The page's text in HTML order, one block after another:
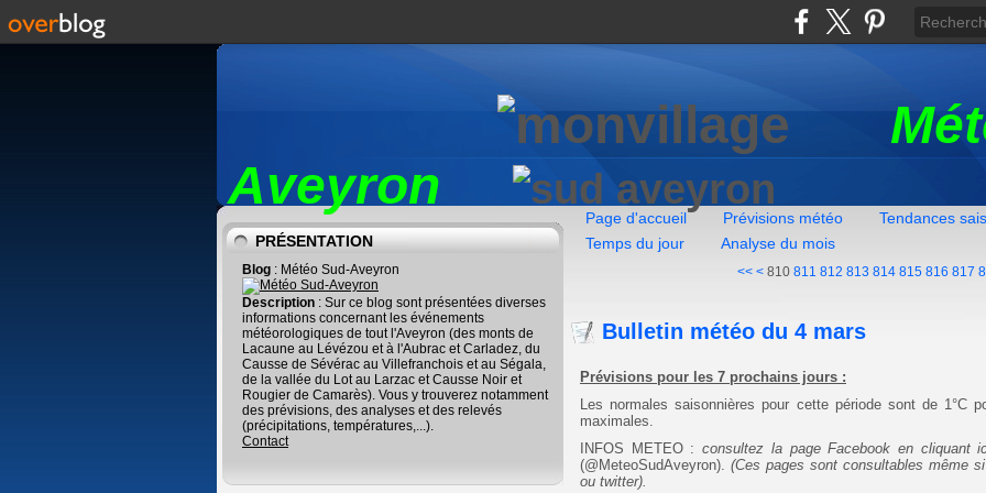
Aveyron
PRÉSENTATION
Blog : Météo Sud-Aveyron
Description : Sur ce blog sont présentées diverses
informations concernant les événements
météorologiques de tout l'Aveyron (des monts de
Lacaune au Lévézou et à l'Aubrac et Carladez, du
Causse de Sévérac au Villefranchois et au Ségala,
de la vallée du Lot au Larzac et Causse Noir et
Rougier de Camarès). Vous y trouverez notamment
des prévisions, des analyses et des relevés
(précipitations, températures,...).
Contact
Page d'accueil Prévisions météo Tendances
Temps du jour
Analyse du mois
<< < 800
810 811 812 813 814 815 816 817
Bulletin météo du 4 mars
Prévisions pour les 7 prochains jours :
Les normales saisonnières pour cette période sont de 1°C
maximales.
INFOS METEO :consultez la page Facebook en cliquant
(@MeteoSudAveyron). (Ces pages sont consultables même
ou twitter).